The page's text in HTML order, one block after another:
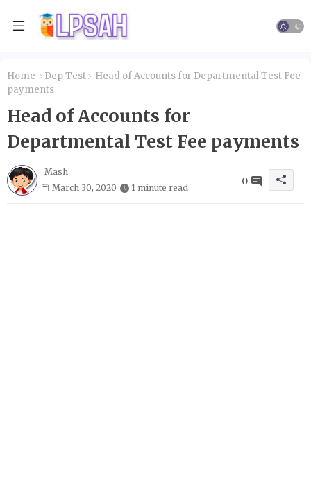
Home Dep Test
Head of Accounts for Departmental Test Fee
payments
Head of Accounts for
Departmental Test Fee payments
Mash
March 30, 2020
1 minute read
0